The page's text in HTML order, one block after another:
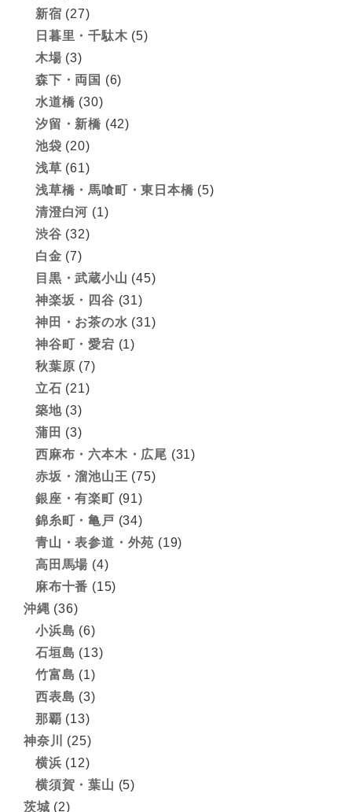
新宿 (27)
日暮里・千駄木 (5)
木場 (3)
森下・両国 (6)
水道橋 (30)
汐留・新橋 (42)
池袋 (20)
浅草 (61)
浅草橋・馬喰町・東日本橋 (5)
清澄白河 (1)
渋谷 (32)
白金 (7)
目黒・武蔵小山 (45)
神楽坂・四谷 (31)
神田・お茶の水 (31)
神谷町・愛宕 (1)
秋葉原 (7)
立石 (21)
築地(3)
蒲田 (3)
西麻布・六本木・広尾 (31)
赤坂・溜池山王 (75)
銀座・有楽町 (91)
錦糸町・亀戸 (34)
青山・表参道・外苑 (19)
高田馬場 (4)
麻布十番 (15)
沖縄 (36)
小浜島 (6)
石垣島 (13)
竹富島 (1)
西表島 (3)
那覇 (13)
神奈川
(25)
横浜 (12)
横須賀・葉山 (5)
茨城 (2)